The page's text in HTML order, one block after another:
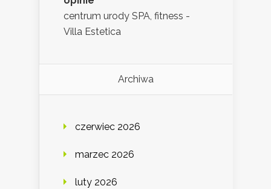
centrum urody SPA, fitness -
Villa Estetica
Archiwa
czerwiec 2026
marzec 2026
luty 2026